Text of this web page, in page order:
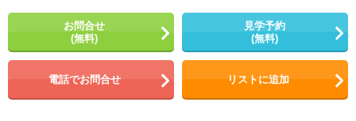
お問合せ
(無料)
見学予約
(無料)
電話でお問合せ リストに追加